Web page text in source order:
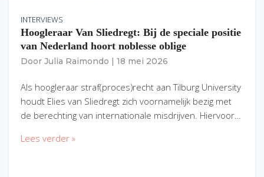
INTERVIEWS
Hoogleraar Van Sliedregt: Bij de speciale positie
van Nederland hoort noblesse oblige
Door Julia Raimondo 18 mei 2026
Als hoogleraar straf(proces)recht aan Tilburg University
houdt Elies van Sliedregt zich voornamelijk bezig met
de berechting van internationale misdrijven. Hiervoor…
Lees verder »